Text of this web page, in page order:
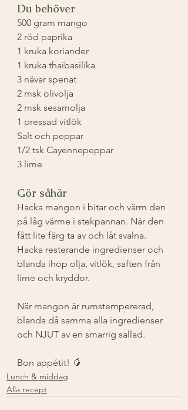
⁣Du behöver
500 gram mango ⁣
2 röd paprika ⁣
1 kruka koriander ⁣
1 kruka thaibasilika⁣
3 nävar spenat ⁣
2 msk olivolja ⁣
2 msk sesamolja ⁣
1 pressad vitlök ⁣
Salt och peppar ⁣
1/2 tsk Cayennepeppar ⁣
3 lime ⁣
Gör såhär
Hacka mangon i bitar och värm den
på låg värme i stekpannan. När den
fått lite färg ta av och låt svalna.
Hacka resterande ingredienser och
blanda ihop olja, vitlök, saften från
lime och kryddor. ⁣
När mangon är rumstempererad,
blanda då samma alla ingredienser
och NJUT av en smarrig sallad. ⁣
Bon appétit! ⁣🥭
Lunch & middag
Alla recept